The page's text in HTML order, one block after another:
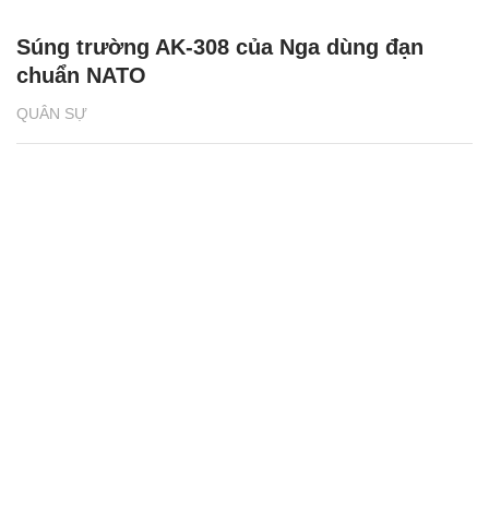
QUÂN SỰ
Súng trường AK-308 của Nga dùng đạn
chuẩn NATO